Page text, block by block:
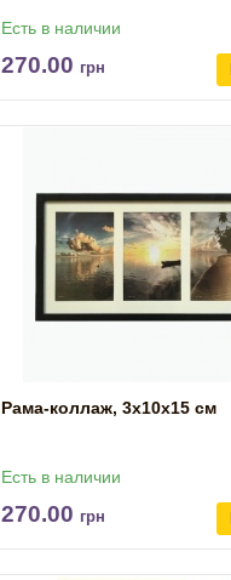
Есть в наличии
270.00 грн
Рама-коллаж, 3х10х15 см
Есть в наличии
270.00 грн